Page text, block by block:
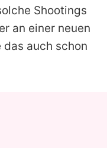
Shootings
an einer neuen
auch schon